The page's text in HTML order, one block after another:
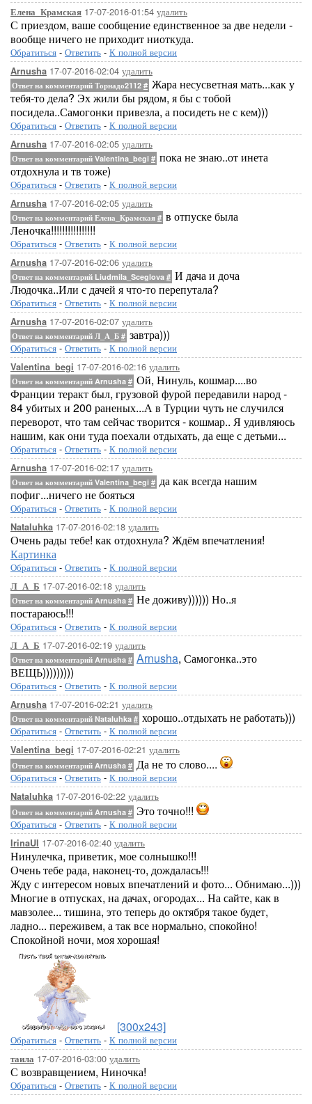
Елена_Крамская 17-07-2016-01:54 удалить
С приездом, ваше сообщение единственное за две недели -
вообще ничего не приходит ниоткуда.
Обратиться - Ответить - К полной версии
Arnusha 17-07-2016-02:04 удалить
Ответ на комментарий Торнадо2112 # Жара несусветная мать...как у
тебя-то дела? Эх жили бы рядом, я бы с тобой
посидела..Самогонки привезла, а посидеть не с кем)))
Обратиться - Ответить - К полной версии
Arnusha 17-07-2016-02:05 удалить
Ответ на комментарий Valentina_begi # пока не знаю..от инета
отдохнула и тв тоже)
Обратиться - Ответить - К полной версии
Arnusha 17-07-2016-02:05 удалить
Ответ на комментарий Елена_Крамская # в отпуске была
Леночка!!!!!!!!!!!!!!!!
Обратиться - Ответить - К полной версии
Arnusha 17-07-2016-02:06 удалить
Ответ на комментарий Liudmila_Sceglova # И дача и доча
Людочка..Или с дачей я что-то перепутала?
Обратиться - Ответить - К полной версии
Arnusha 17-07-2016-02:07 удалить
Ответ на комментарий Л_А_Б # завтра)))
Обратиться - Ответить - К полной версии
Valentina_begi 17-07-2016-02:16 удалить
Ответ на комментарий Arnusha # Ой, Нинуль, кошмар....во
Франции теракт был, грузовой фурой передавили народ -
84 убитых и 200 раненых...А в Турции чуть не случился
переворот, что там сейчас творится - кошмар.. Я удивляюсь
нашим, как они туда поехали отдыхать, да еще с детьми...
Обратиться - Ответить - К полной версии
Arnusha 17-07-2016-02:17 удалить
Ответ на комментарий Valentina_begi # да как всегда нашим
пофиг...ничего не бояться
Обратиться - Ответить - К полной версии
Nataluhka 17-07-2016-02:18 удалить
Очень рады тебе! как отдохнула? Ждём впечатления!
Картинка
Обратиться - Ответить - К полной версии
Л_А_Б 17-07-2016-02:18 удалить
Ответ на комментарий Arnusha # Не доживу)))))) Но..я
постараюсь!!!
Обратиться - Ответить - К полной версии
Л_А_Б 17-07-2016-02:19 удалить
Ответ на комментарий Arnusha # Arnusha, Самогонка..это
ВЕЩЬ)))))))))
Обратиться - Ответить - К полной версии
Arnusha 17-07-2016-02:21 удалить
Ответ на комментарий Nataluhka # хорошо..отдыхать не работать)))
Обратиться - Ответить - К полной версии
Valentina_begi 17-07-2016-02:21 удалить
Ответ на комментарий Arnusha # Да не то слово....
Обратиться - Ответить - К полной версии
Nataluhka 17-07-2016-02:22 удалить
Ответ на комментарий Arnusha # Это точно!!!
Обратиться - Ответить - К полной версии
IrinaUl 17-07-2016-02:40 удалить
Нинулечка, приветик, мое солнышко!!!
Очень тебе рада, наконец-то, дождалась!!!
Жду с интересом новых впечатлений и фото... Обнимаю...)))
Многие в отпусках, на дачах, огородах... На сайте, как в
мавзолее... тишина, это теперь до октября такое будет,
ладно... переживем, а так все нормально, спокойно!
Спокойной ночи, моя хорошая!
[300x243]
Обратиться - Ответить - К полной версии
таила 17-07-2016-03:00 удалить
С возвравщением, Ниночка!
Обратиться - Ответить - К полной версии